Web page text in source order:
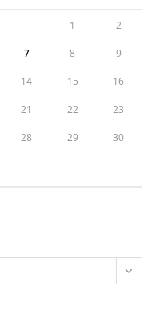
1 2
7 8 9
14 15 16
21 22 23
28 29 30